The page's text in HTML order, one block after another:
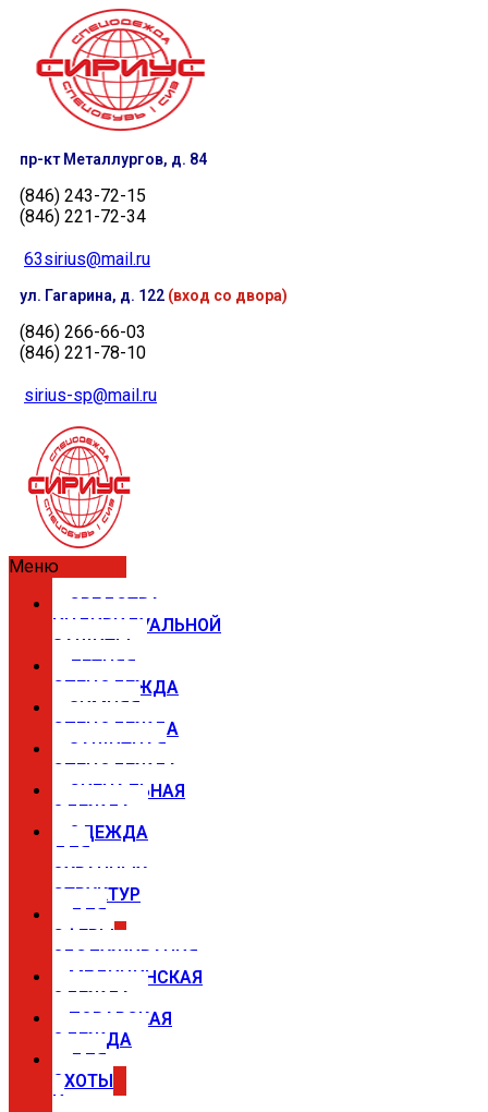
пр-кт Металлургов, д. 84
(846) 243-72-15
(846) 221-72-34
63sirius@mail.ru
ул. Гагарина, д. 122 (вход со двора)
(846) 266-66-03
(846) 221-78-10
sirius-sp@mail.ru
Меню
СРЕДСТВА
ИНДИВИДУАЛЬНОЙ
ЗАЩИТЫ
ЛЕТНЯЯ
СПЕЦОДЕЖДА
ЗИМНЯЯ
СПЕЦОДЕЖДА
ЗАЩИТНАЯ
СПЕЦОДЕЖДА
СИГНАЛЬНАЯ
ОДЕЖДА
ОДЕЖДА
ДЛЯ
ОХРАННЫХ
СТРУКТУР
ДЛЯ
СФЕРЫ
ОБСЛУЖИВАНИЯ
МЕДИЦИНСКАЯ
ОДЕЖДА
ПОВАРСКАЯ
ОДЕЖДА
ДЛЯ
ОХОТЫ
И